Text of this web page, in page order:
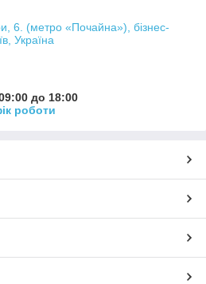
6. (метро «Почайна»), бізнес-
Україна
до 18:00
роботи